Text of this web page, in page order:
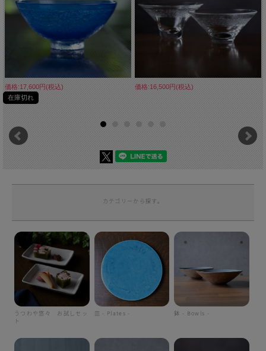
価格:17,600円(税込)
在庫切れ
価格:16,500円(税込)
カテゴリーから探す。
うつわや悠々 お試しセッ
ト
皿 - Plates - 鉢 - Bowls -